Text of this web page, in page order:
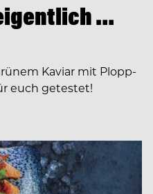
…
Kaviar mit Plopp-
euch getestet!